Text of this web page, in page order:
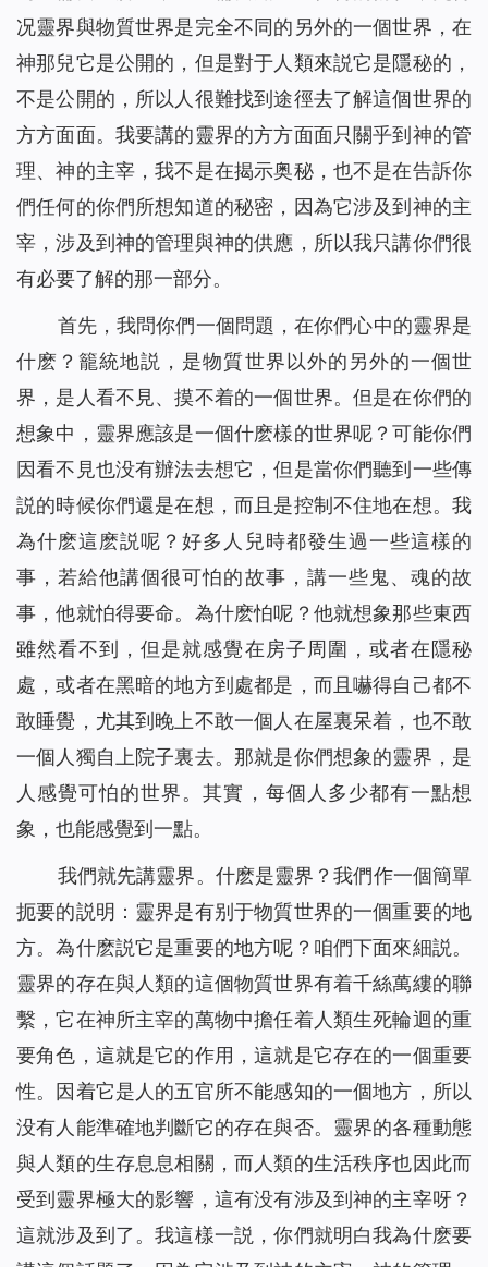
况靈界與物質世界是完全不同的另外的一個世界，在
神那兒它是公開的，但是對于人類來説它是隱秘的，
不是公開的，所以人很難找到途徑去了解這個世界的
方方面面。我要講的靈界的方方面面只關乎到神的管
理、神的主宰，我不是在揭示奥秘，也不是在告訴你
們任何的你們所想知道的秘密，因為它涉及到神的主
宰，涉及到神的管理與神的供應，所以我只講你們很
有必要了解的那一部分。
首先，我問你們一個問題，在你們心中的靈界是
什麽？籠統地説，是物質世界以外的另外的一個世
界，是人看不見、摸不着的一個世界。但是在你們的
想象中，靈界應該是一個什麽樣的世界呢？可能你們
因看不見也没有辦法去想它，但是當你們聽到一些傳
説的時候你們還是在想，而且是控制不住地在想。我
為什麽這麽説呢？好多人兒時都發生過一些這樣的
事，若給他講個很可怕的故事，講一些鬼、魂的故
事，他就怕得要命。為什麽怕呢？他就想象那些東西
雖然看不到，但是就感覺在房子周圍，或者在隱秘
處，或者在黑暗的地方到處都是，而且嚇得自己都不
敢睡覺，尤其到晚上不敢一個人在屋裏呆着，也不敢
一個人獨自上院子裏去。那就是你們想象的靈界，是
人感覺可怕的世界。其實，每個人多少都有一點想
象，也能感覺到一點。
我們就先講靈界。什麽是靈界？我們作一個簡單
扼要的説明：靈界是有别于物質世界的一個重要的地
方。為什麽説它是重要的地方呢？咱們下面來細説。
靈界的存在與人類的這個物質世界有着千絲萬縷的聯
繫，它在神所主宰的萬物中擔任着人類生死輪迴的重
要角色，這就是它的作用，這就是它存在的一個重要
性。因着它是人的五官所不能感知的一個地方，所以
没有人能準確地判斷它的存在與否。靈界的各種動態
與人類的生存息息相關，而人類的生活秩序也因此而
受到靈界極大的影響，這有没有涉及到神的主宰呀？
這就涉及到了。我這樣一説，你們就明白我為什麽要